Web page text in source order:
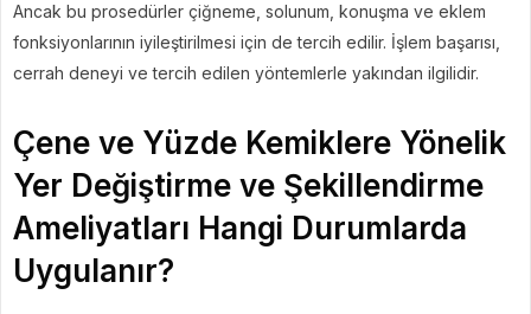
Ancak bu prosedürler çiğneme, solunum, konuşma ve eklem
fonksiyonlarının iyileştirilmesi için de tercih edilir. İşlem başarısı,
cerrah deneyi ve tercih edilen yöntemlerle yakından ilgilidir.
Çene ve Yüzde Kemiklere Yönelik
Yer Değiştirme ve Şekillendirme
Ameliyatları Hangi Durumlarda
Uygulanır?